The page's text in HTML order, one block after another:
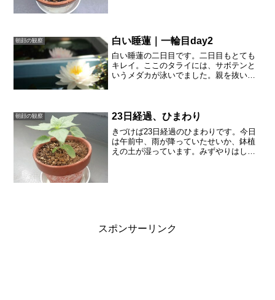
朝顔の観察 白い睡蓮｜一輪目day2
白い睡蓮の二日目です。二日目もとても
キレイ。ここのタライには、サボテンと
いうメダカが泳いでました。親を抜いて
ク・キャンディが咲いてい...
朝顔の観察 23日経過、ひまわり
きづけば23日経過のひまわりです。今日
は午前中、雨が降っていたせいか、鉢植
えの土が湿っています。みずやりはしな
スポンサーリンク